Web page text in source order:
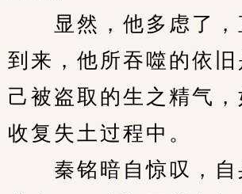
显然，他多虑了，
到来，他所吞噬的依旧
己被盗取的生之精气
收复失土过程中。
秦铭暗自惊叹，自